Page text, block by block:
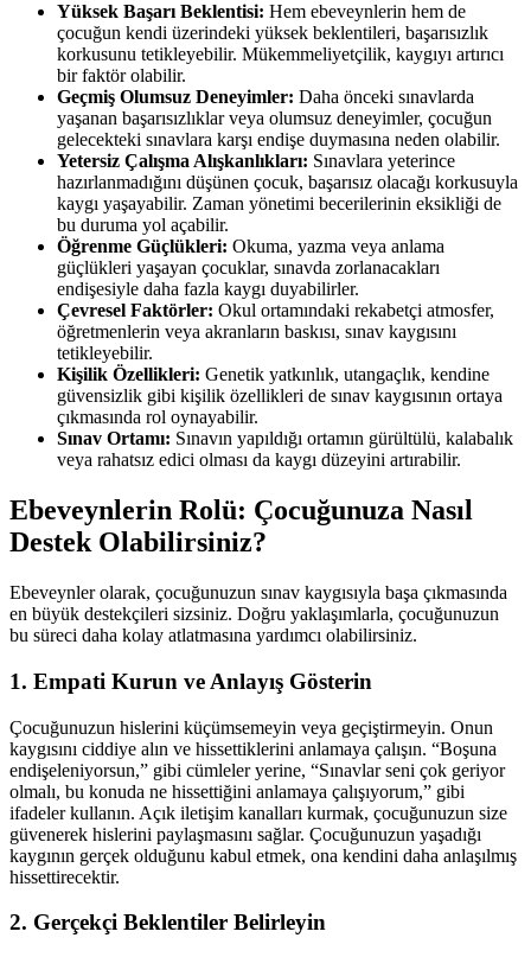
Yüksek Başarı Beklentisi: Hem ebeveynlerin hem de
çocuğun kendi üzerindeki yüksek beklentileri, başarısızlık
korkusunu tetikleyebilir. Mükemmeliyetçilik, kaygıyı artırıcı
bir faktör olabilir.
Geçmiş Olumsuz Deneyimler: Daha önceki sınavlarda
yaşanan başarısızlıklar veya olumsuz deneyimler, çocuğun
gelecekteki sınavlara karşı endişe duymasına neden olabilir.
Yetersiz Çalışma Alışkanlıkları: Sınavlara yeterince
hazırlanmadığını düşünen çocuk, başarısız olacağı korkusuyla
kaygı yaşayabilir. Zaman yönetimi becerilerinin eksikliği de
bu duruma yol açabilir.
Öğrenme Güçlükleri: Okuma, yazma veya anlama
güçlükleri yaşayan çocuklar, sınavda zorlanacakları
endişesiyle daha fazla kaygı duyabilirler.
Çevresel Faktörler: Okul ortamındaki rekabetçi atmosfer,
öğretmenlerin veya akranların baskısı, sınav kaygısını
tetikleyebilir.
Kişilik Özellikleri: Genetik yatkınlık, utangaçlık, kendine
güvensizlik gibi kişilik özellikleri de sınav kaygısının ortaya
çıkmasında rol oynayabilir.
Sınav Ortamı: Sınavın yapıldığı ortamın gürültülü, kalabalık
veya rahatsız edici olması da kaygı düzeyini artırabilir.
Ebeveynlerin Rolü: Çocuğunuza Nasıl
Destek Olabilirsiniz?
Ebeveynler olarak, çocuğunuzun sınav kaygısıyla başa çıkmasında
en büyük destekçileri sizsiniz. Doğru yaklaşımlarla, çocuğunuzun
bu süreci daha kolay atlatmasına yardımcı olabilirsiniz.
1. Empati Kurun ve Anlayış Gösterin
Çocuğunuzun hislerini küçümsemeyin veya geçiştirmeyin. Onun
kaygısını ciddiye alın ve hissettiklerini anlamaya çalışın. “Boşuna
endişeleniyorsun,” gibi cümleler yerine, “Sınavlar seni çok geriyor
olmalı, bu konuda ne hissettiğini anlamaya çalışıyorum,” gibi
ifadeler kullanın. Açık iletişim kanalları kurmak, çocuğunuzun size
güvenerek hislerini paylaşmasını sağlar. Çocuğunuzun yaşadığı
kaygının gerçek olduğunu kabul etmek, ona kendini daha anlaşılmış
hissettirecektir.
2. Gerçekçi Beklentiler Belirleyin